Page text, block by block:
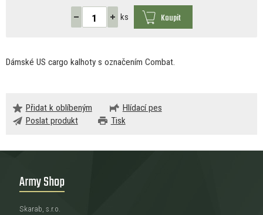
ks Koupit
Dámské US cargo kalhoty s označením Combat.
Přidat k oblíbeným
Hlídací pes
Poslat produkt
Tisk
Army Shop
Skarab, s.r.o.